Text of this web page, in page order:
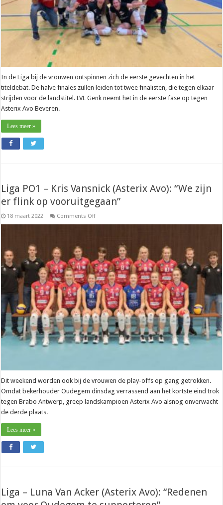
In de Liga bij de vrouwen ontspinnen zich de eerste gevechten in het
titeldebat. De halve finales zullen leiden tot twee finalisten, die tegen elkaar
strijden voor de landstitel. LVL Genk neemt het in de eerste fase op tegen
Asterix Avo Beveren.
Lees meer »
Liga PO1 – Kris Vansnick (Asterix Avo): “We zijn
er flink op vooruitgegaan”
18 maart 2022 Comments Offon
Vansnick
(Asterix
Avo):
“We
zijn
er
flink
op
vooruitgegaan”
Dit weekend worden ook bij de vrouwen de play-offs op gang getrokken.
Omdat bekerhouder Oudegem dinsdag verrassend aan het kortste eind trok
tegen Brabo Antwerp, greep landskampioen Asterix Avo alsnog onverwacht
de derde plaats.
Lees meer »
Liga – Luna Van Acker (Asterix Avo): “Redenen